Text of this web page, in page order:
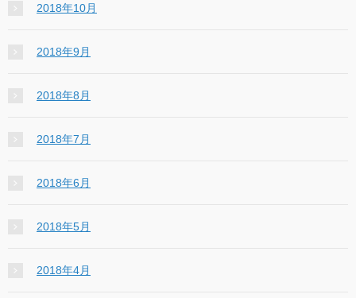
2018年10月
2018年9月
2018年8月
2018年7月
2018年6月
2018年5月
2018年4月